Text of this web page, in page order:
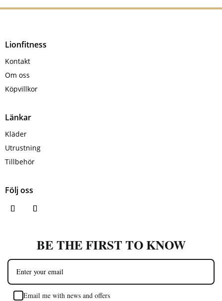
har
De
olika
alternativen
kan
på
Lionfitness
Kontakt
Om oss
Köpvillkor
Länkar
Kläder
Utrustning
Tillbehör
Följ oss
BE THE FIRST TO KNOW
Email me with news and offers